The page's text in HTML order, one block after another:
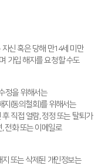
신 혹은 당해 만14세 미만
가입 해지를 요청할 수도
정을 위해서는
지(동의철회)를 위해서는
직접 열람, 정정 또는 탈퇴가
전화 또는 이메일로
또는 삭제된 개인정보는